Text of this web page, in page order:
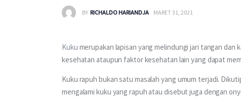
BY RICHALDO HARIANDJA MARET 31, 2021
Kuku merupakan lapisan yang melindungi jari tangan dan
kesehatan ataupun faktor kesehatan lain yang dapat
Kuku rapuh bukan satu masalah yang umum terjadi.
mengalami kuku yang rapuh atau disebut juga dengan